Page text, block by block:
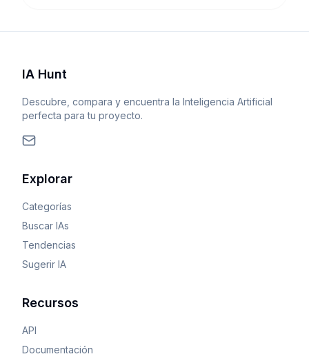
IA Hunt
Descubre, compara y encuentra la Inteligencia Artificial
perfecta para tu proyecto.
Explorar
Categorías
Buscar IAs
Tendencias
Sugerir IA
Recursos
API
Documentación